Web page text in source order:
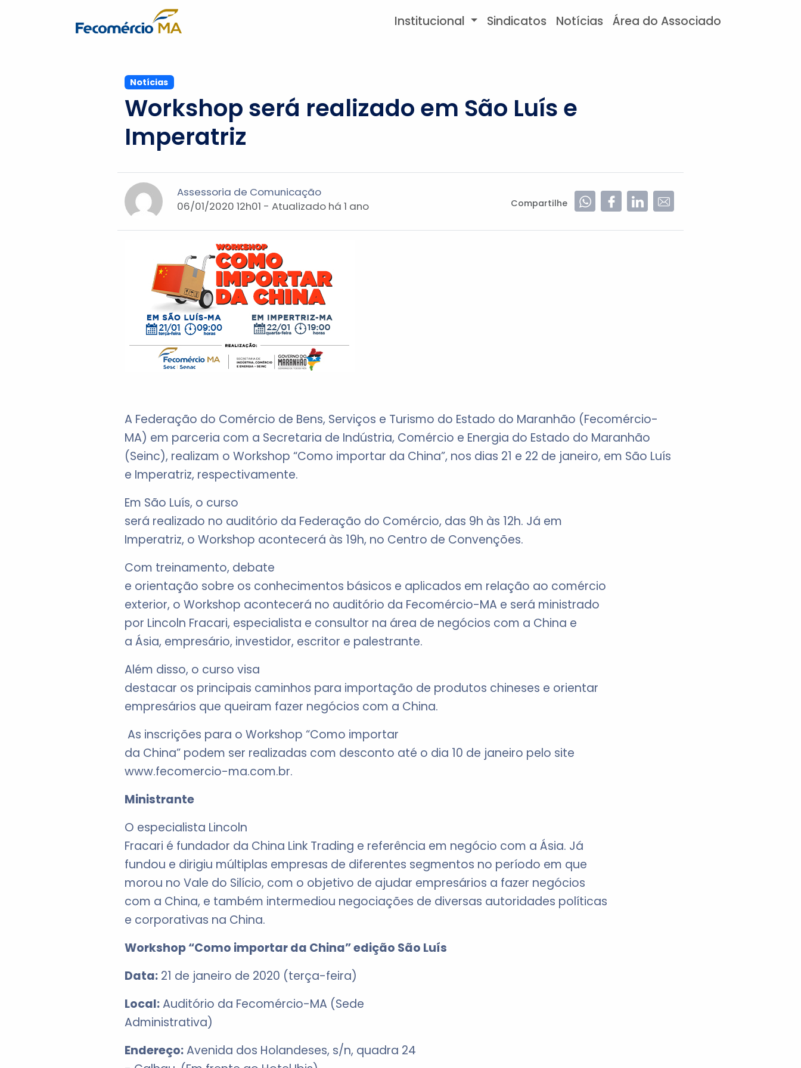
Institucional Sindicatos Notícias Área do Associado
Notícias
Workshop será realizado em São Luís e
Imperatriz
Assessoria de Comunicação
06/01/2020 12h01 - Atualizado há 1 ano Compartilhe
A Federação do Comércio de Bens, Serviços e Turismo do Estado do Maranhão (Fecomércio-
MA) em parceria com a Secretaria de Indústria, Comércio e Energia do Estado do Maranhão
(Seinc), realizam o Workshop “Como importar da China”, nos dias 21 e 22 de janeiro, em São Luís
e Imperatriz, respectivamente.
Em São Luís, o curso
será realizado no auditório da Federação do Comércio, das 9h às 12h. Já em
Imperatriz, o Workshop acontecerá às 19h, no Centro de Convenções.
Com treinamento, debate
e orientação sobre os conhecimentos básicos e aplicados em relação ao comércio
exterior, o Workshop acontecerá no auditório da Fecomércio-MA e será ministrado
por Lincoln Fracari, especialista e consultor na área de negócios com a China e
a Ásia, empresário, investidor, escritor e palestrante.
Além disso, o curso visa
destacar os principais caminhos para importação de produtos chineses e orientar
empresários que queiram fazer negócios com a China.
As inscrições para o Workshop “Como importar
da China” podem ser realizadas com desconto até o dia 10 de janeiro pelo site
www.fecomercio-ma.com.br.
Ministrante
O especialista Lincoln
Fracari é fundador da China Link Trading e referência em negócio com a Ásia. Já
fundou e dirigiu múltiplas empresas de diferentes segmentos no período em que
morou no Vale do Silício, com o objetivo de ajudar empresários a fazer negócios
com a China, e também intermediou negociações de diversas autoridades políticas
e corporativas na China.
Workshop “Como importar da China” edição São Luís
Data: 21 de janeiro de 2020 (terça-feira)
Local:Auditório da Fecomércio-MA (Sede
Administrativa)
Endereço:Avenida dos Holandeses, s/n, quadra 24